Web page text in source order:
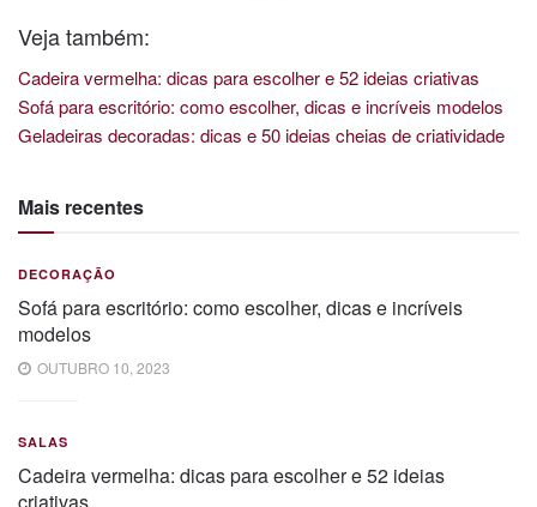
Veja também:
Cadeira vermelha: dicas para escolher e 52 ideias criativas
Sofá para escritório: como escolher, dicas e incríveis modelos
Geladeiras decoradas: dicas e 50 ideias cheias de criatividade
Mais recentes
DECORAÇÃO
Sofá para escritório: como escolher, dicas e incríveis
modelos
OUTUBRO 10, 2023
SALAS
Cadeira vermelha: dicas para escolher e 52 ideias